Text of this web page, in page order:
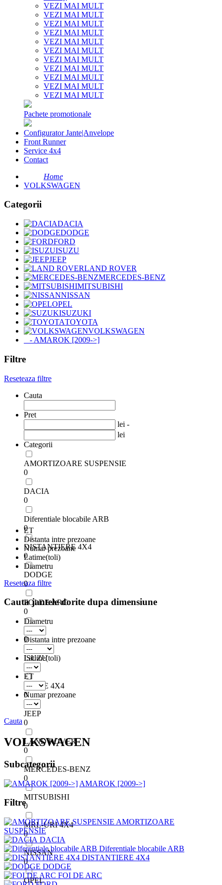
VEZI MAI MULT
VEZI MAI MULT
VEZI MAI MULT
VEZI MAI MULT
VEZI MAI MULT
VEZI MAI MULT
VEZI MAI MULT
VEZI MAI MULT
VEZI MAI MULT
VEZI MAI MULT
VEZI MAI MULT
Pachete promotionale
Configurator Jante|Anvelope
Front Runner
Service 4x4
Contact
Home
VOLKSWAGEN
Categorii
DACIA
DODGE
FORD
ISUZU
JEEP
LAND ROVER
MERCEDES-BENZ
MITSUBISHI
NISSAN
OPEL
SUZUKI
TOYOTA
VOLKSWAGEN
- AMAROK [2009->]
Filtre
Reseteaza filtre
Cauta
Pret
lei -
lei
Categorii
AMORTIZOARE SUSPENSIE
0
DACIA
0
Diferentiale blocabile ARB
0
DISTANTIERE 4X4
0
DODGE
0
FOI DE ARC
0
FORD
0
ISUZU
0
JANTE 4X4
0
JEEP
0
LAND ROVER
0
MERCEDES-BENZ
0
MITSUBISHI
0
MRL-URI 4X4
0
NISSAN
0
OPEL
ET
Distanta intre prezoane
Numar prezoane
Latime(toli)
Diametru
Reseteaza filtre
Cauta jantele dorite dupa dimensiune
Diametru
Distanta intre prezoane
Latime(toli)
ET
Numar prezoane
Cauta
VOLKSWAGEN
Subcategorii
AMAROK [2009->]
Filtre
AMORTIZOARE
SUSPENSIE
DACIA
Diferentiale blocabile ARB
DISTANTIERE 4X4
DODGE
FOI DE ARC